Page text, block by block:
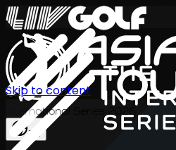
International Series 2026
ZH
Skip to content